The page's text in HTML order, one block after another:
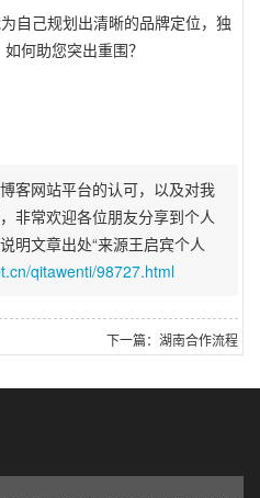
己规划出清晰的品牌定位，独
何助您突出重围？
客网站平台的认可，以及对我
非常欢迎各位朋友分享到个人
明文章出处“来源王启宾个人
qitawenti/98727.html
下一篇：湖南合作流程